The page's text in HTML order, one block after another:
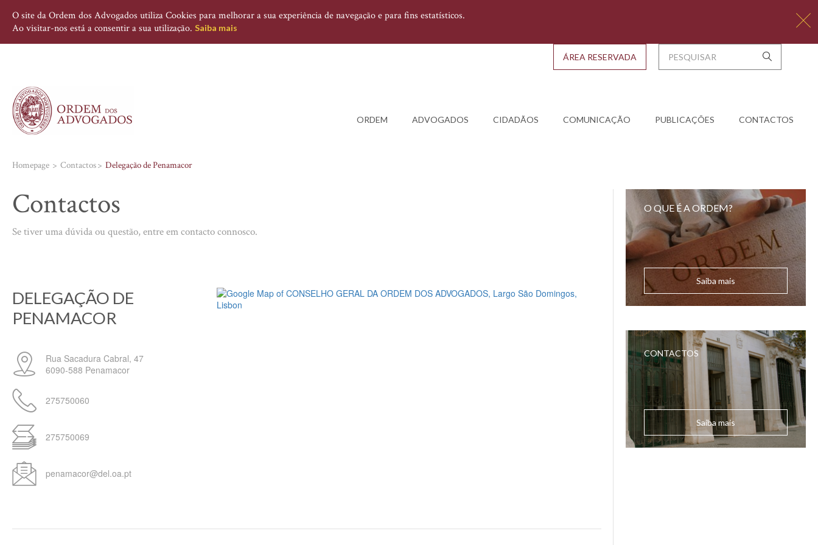
O site da Ordem dos Advogados utiliza Cookies para melhorar a sua experiência de navegação e para fins estatísticos.
Ao visitar-nos está a consentir a sua utilização. Saiba mais
ORDEM ADVOGADOS CIDADÃOS COMUNICAÇÃO PUBLICAÇÕES CONTACTOS
ÁREA RESERVADA
Homepage Contactos Delegação de Penamacor
Contactos
Se tiver uma dúvida ou questão, entre em contacto connosco.
DELEGAÇÃO DE
PENAMACOR
Rua Sacadura Cabral, 47
6090-588 Penamacor
275750060
275750069
penamacor@del.oa.pt
O QUE É A ORDEM?
Saiba mais
CONTACTOS
Saiba mais